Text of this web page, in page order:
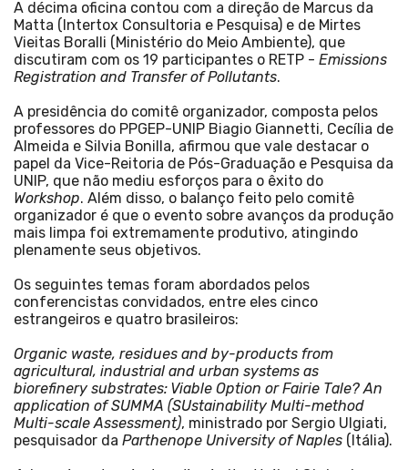
A décima oficina contou com a direção de Marcus da
Matta (Intertox Consultoria e Pesquisa) e de Mirtes
Vieitas Boralli (Ministério do Meio Ambiente), que
discutiram com os 19 participantes o RETP - Emissions
Registration and Transfer of Pollutants.
A presidência do comitê organizador, composta pelos
professores do PPGEP-UNIP Biagio Giannetti, Cecília de
Almeida e Silvia Bonilla, afirmou que vale destacar o
papel da Vice-Reitoria de Pós-Graduação e Pesquisa da
UNIP, que não mediu esforços para o êxito do
Workshop. Além disso, o balanço feito pelo comitê
organizador é que o evento sobre avanços da produção
mais limpa foi extremamente produtivo, atingindo
plenamente seus objetivos.
Os seguintes temas foram abordados pelos
conferencistas convidados, entre eles cinco
estrangeiros e quatro brasileiros:
Organic waste, residues and by-products from
agricultural, industrial and urban systems as
biorefinery substrates: Viable Option or Fairie Tale? An
application of SUMMA (SUstainability Multi-method
Multi-scale Assessment), ministrado por Sergio Ulgiati,
pesquisador da Parthenope University of Naples (Itália).